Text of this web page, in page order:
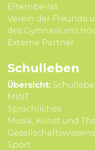
Eltern­beirat
Verein der Freunde
des Gymnasiums
Externe Partner
Schul­leben
Übersicht:
MINT
Sprach­liches
Musik, Kunst und
Sport